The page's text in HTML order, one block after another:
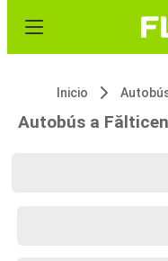
Inicio
Autobús a